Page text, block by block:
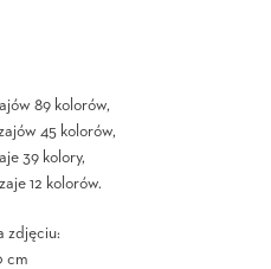
89 kolorów,
45 kolorów,
39 kolory,
12 kolorów.
zdjęciu:
cm